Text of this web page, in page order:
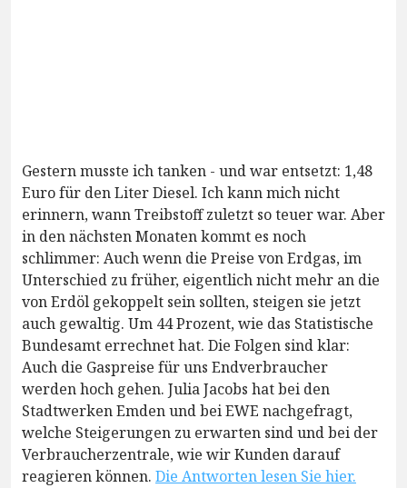
Gestern musste ich tanken - und war entsetzt: 1,48
Euro für den Liter Diesel. Ich kann mich nicht
erinnern, wann Treibstoff zuletzt so teuer war. Aber
in den nächsten Monaten kommt es noch
schlimmer: Auch wenn die Preise von Erdgas, im
Unterschied zu früher, eigentlich nicht mehr an die
von Erdöl gekoppelt sein sollten, steigen sie jetzt
auch gewaltig. Um 44 Prozent, wie das Statistische
Bundesamt errechnet hat. Die Folgen sind klar:
Auch die Gaspreise für uns Endverbraucher
werden hoch gehen. Julia Jacobs hat bei den
Stadtwerken Emden und bei EWE nachgefragt,
welche Steigerungen zu erwarten sind und bei der
Verbraucherzentrale, wie wir Kunden darauf
reagieren können. Die Antworten lesen Sie hier.